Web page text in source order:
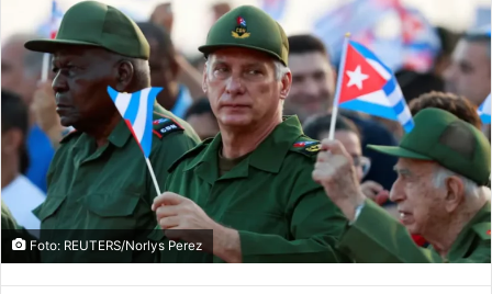
Foto: REUTERS/Norlys Perez